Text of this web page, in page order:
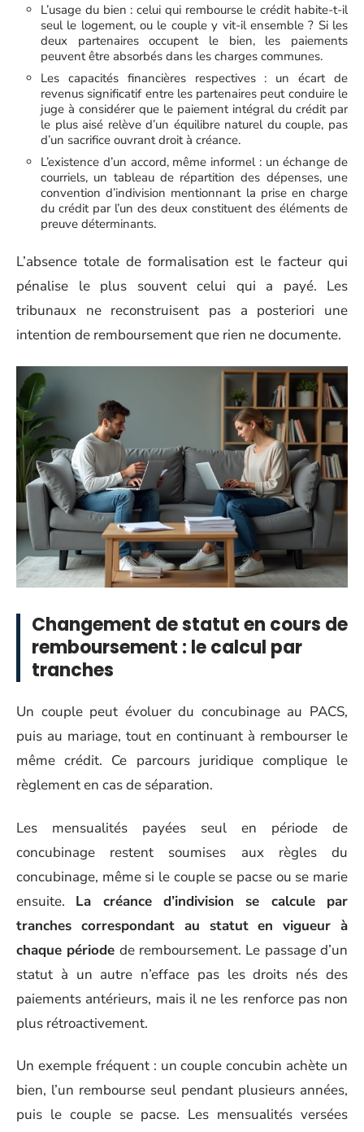
L’usage du bien : celui qui rembourse le crédit habite-t-il
seul le logement, ou le couple y vit-il ensemble ? Si les
deux partenaires occupent le bien, les paiements
peuvent être absorbés dans les charges communes.
Les capacités financières respectives : un écart de
revenus significatif entre les partenaires peut conduire le
juge à considérer que le paiement intégral du crédit par
le plus aisé relève d’un équilibre naturel du couple, pas
d’un sacrifice ouvrant droit à créance.
L’existence d’un accord, même informel : un échange de
courriels, un tableau de répartition des dépenses, une
convention d’indivision mentionnant la prise en charge
du crédit par l’un des deux constituent des éléments de
preuve déterminants.
L’absence totale de formalisation est le facteur qui
pénalise le plus souvent celui qui a payé. Les
tribunaux ne reconstruisent pas a posteriori une
intention de remboursement que rien ne documente.
Changement de statut en cours de
remboursement : le calcul par
tranches
Un couple peut évoluer du concubinage au PACS,
puis au mariage, tout en continuant à rembourser le
même crédit. Ce parcours juridique complique le
règlement en cas de séparation.
Les mensualités payées seul en période de
concubinage restent soumises aux règles du
concubinage, même si le couple se pacse ou se marie
ensuite. La créance d’indivision se calcule par
tranches correspondant au statut en vigueur à
chaque période de remboursement. Le passage d’un
statut à un autre n’efface pas les droits nés des
paiements antérieurs, mais il ne les renforce pas non
plus rétroactivement.
Un exemple fréquent : un couple concubin achète un
bien, l’un rembourse seul pendant plusieurs années,
puis le couple se pacse. Les mensualités versées